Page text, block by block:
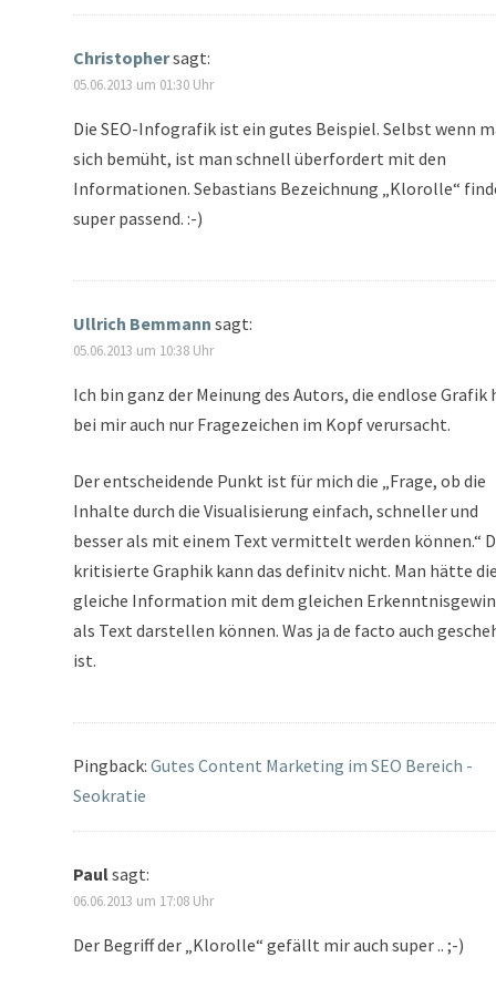
Christophersagt:
05.06.2013 um 01:30 Uhr
Die SEO-Infografik ist ein gutes Beispiel. Selbst wenn
sich bemüht, ist man schnell überfordert mit den
Informationen. Sebastians Bezeichnung „Klorolle“
super passend. :-)
Ullrich Bemmann sagt:
05.06.2013 um 10:38 Uhr
Ich bin ganz der Meinung des Autors, die endlose Grafik
bei mir auch nur Fragezeichen im Kopf verursacht.
Der entscheidende Punkt ist für mich die „Frage, ob die
Inhalte durch die Visualisierung einfach, schneller und
besser als mit einem Text vermittelt werden können.“
kritisierte Graphik kann das definitv nicht. Man hätte
gleiche Information mit dem gleichen
als Text darstellen können. Was ja de facto auch
ist.
Pingback: Gutes Content Marketing im SEO Bereich -
Seokratie
Paulsagt:
06.06.2013 um 17:08 Uhr
Der Begriff der „Klorolle“ gefällt mir auch super .. ;-)